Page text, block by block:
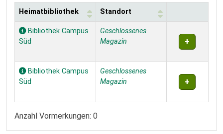
Exemplare
Heimatbibliothek Standort
Bibliothek Campus
Süd
Geschlossenes
Magazin
Bibliothek Campus
Süd
Geschlossenes
Magazin
Anzahl Vormerkungen: 0